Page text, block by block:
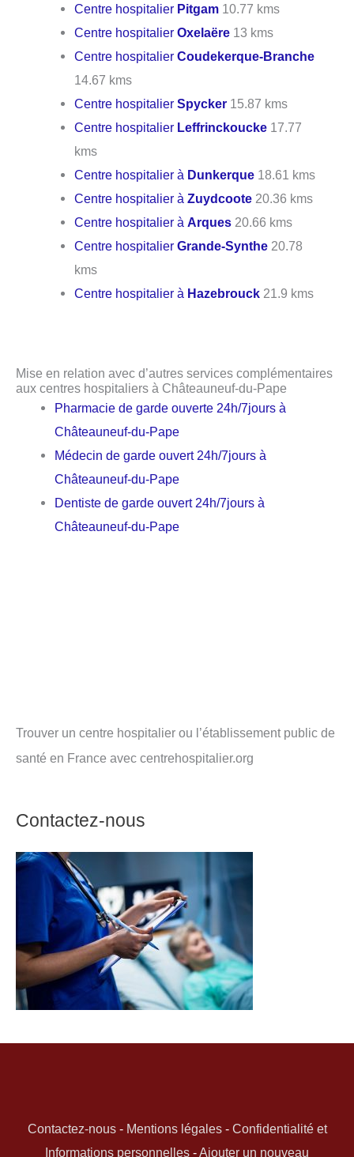
Centre hospitalier Pitgam 10.77 kms
Centre hospitalierOxelaëre 13 kms
Centre hospitalierCoudekerque-Branche
14.67 kms
Centre hospitalierSpycker 15.87 kms
Centre hospitalier Leffrinckoucke 17.77
kms
Centre hospitalier à Dunkerque 18.61 kms
Centre hospitalier àZuydcoote 20.36 kms
Centre hospitalier àArques 20.66 kms
Centre hospitalierGrande-Synthe 20.78
kms
Centre hospitalier à Hazebrouck 21.9 kms
Mise en relation avec d’autres services complémentaires
aux centres hospitaliers à Châteauneuf-du-Pape
Pharmacie de garde ouverte 24h/7jours à
Châteauneuf-du-Pape
Médecin de garde ouvert 24h/7jours à
Châteauneuf-du-Pape
Dentiste de garde ouvert 24h/7jours à
Châteauneuf-du-Pape
Trouver un centre hospitalier ou l’établissement public de
santé en France avec centrehospitalier.org
Contactez-nous
Contactez-nous- Mentions légales- Confidentialité et
Informations personnelles -Ajouter un nouveau